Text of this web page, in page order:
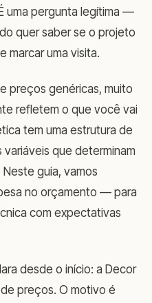
uma pergunta legítima —
quer saber se o projeto
marcar uma visita.
preços genéricas, muito
refletem o que você vai
tem uma estrutura de
que determinam
guia, vamos
no orçamento — para
com expectativas
desde o início: a Decor
preços. O motivo é